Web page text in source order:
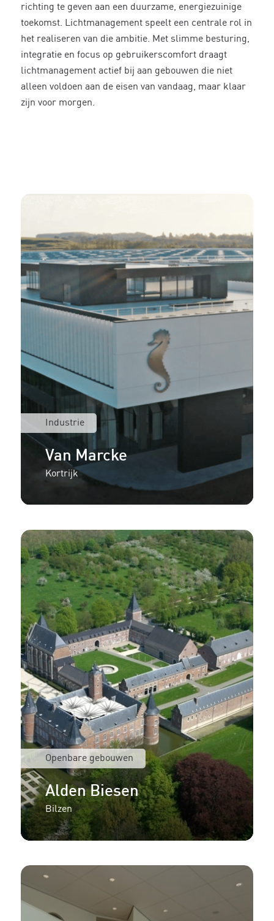
richting te geven aan een duurzame, energiezuinige
toekomst. Lichtmanagement speelt een centrale rol in
het realiseren van die ambitie. Met slimme besturing,
integratie en focus op gebruikerscomfort draagt
lichtmanagement actief bij aan gebouwen die niet
alleen voldoen aan de eisen van vandaag, maar klaar
zijn voor morgen.
Industrie
Van Marcke
Kortrijk
Openbare gebouwen
Alden Biesen
Bilzen